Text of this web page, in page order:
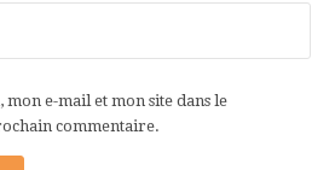
e-mail et mon site dans le
commentaire.